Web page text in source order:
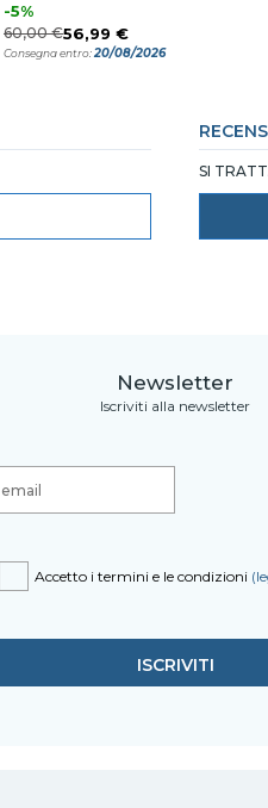
-5%
60,00 €56,99 €
Consegna entro:20/08/2026
SI
Newsletter
Iscriviti alla newsletter
Accetto i termini e le condizioni